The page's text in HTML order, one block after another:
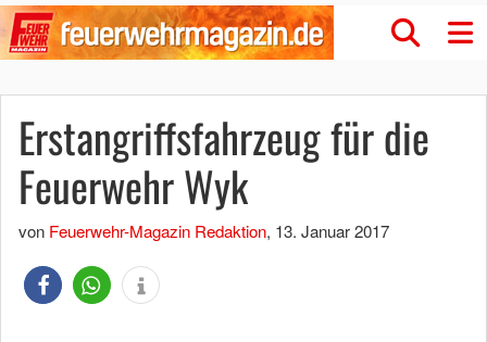
Erstangriffsfahrzeug für die
Feuerwehr Wyk
von Feuerwehr-Magazin Redaktion, 13. Januar 2017